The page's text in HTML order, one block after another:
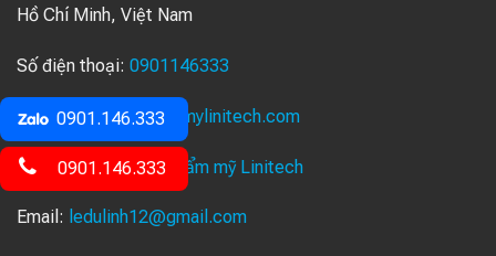
Hồ Chí Minh, Việt Nam
Số điện thoại: 0901146333
Website:thietbithammylinitech.com
Facebook: Thiết bị thẩm mỹ Linitech
Email: ledulinh12@gmail.com
0901.146.333
0901.146.333